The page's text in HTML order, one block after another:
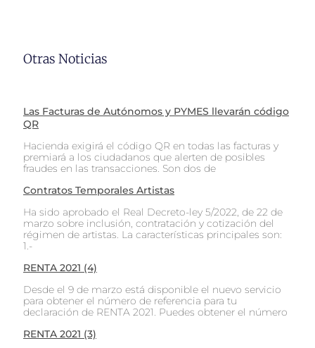
Otras Noticias
Las Facturas de Autónomos y PYMES llevarán código
QR
Hacienda exigirá el código QR en todas las facturas y
premiará a los ciudadanos que alerten de posibles
fraudes en las transacciones. Son dos de
Contratos Temporales Artistas
Ha sido aprobado el Real Decreto-ley 5/2022, de 22 de
marzo sobre inclusión, contratación y cotización del
régimen de artistas. La características principales son:
1.-
RENTA 2021 (4)
Desde el 9 de marzo está disponible el nuevo servicio
para obtener el número de referencia para tu
declaración de RENTA 2021. Puedes obtener el número
RENTA 2021 (3)